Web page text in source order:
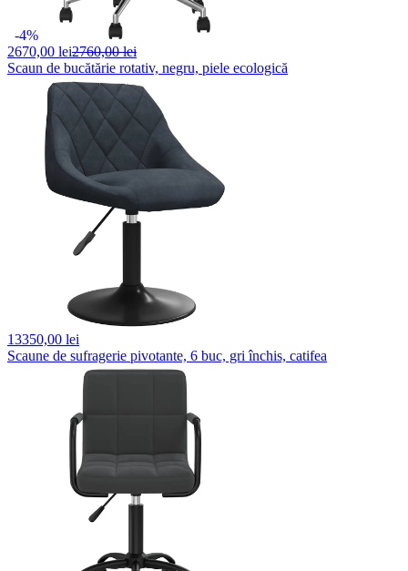
-4%
2670,00 lei2760,00 lei
Scaun de bucătărie rotativ, negru, piele ecologică
13350,00 lei
Scaune de sufragerie pivotante, 6 buc, gri închis, catifea